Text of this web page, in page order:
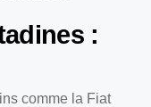
:
comme la Fiat